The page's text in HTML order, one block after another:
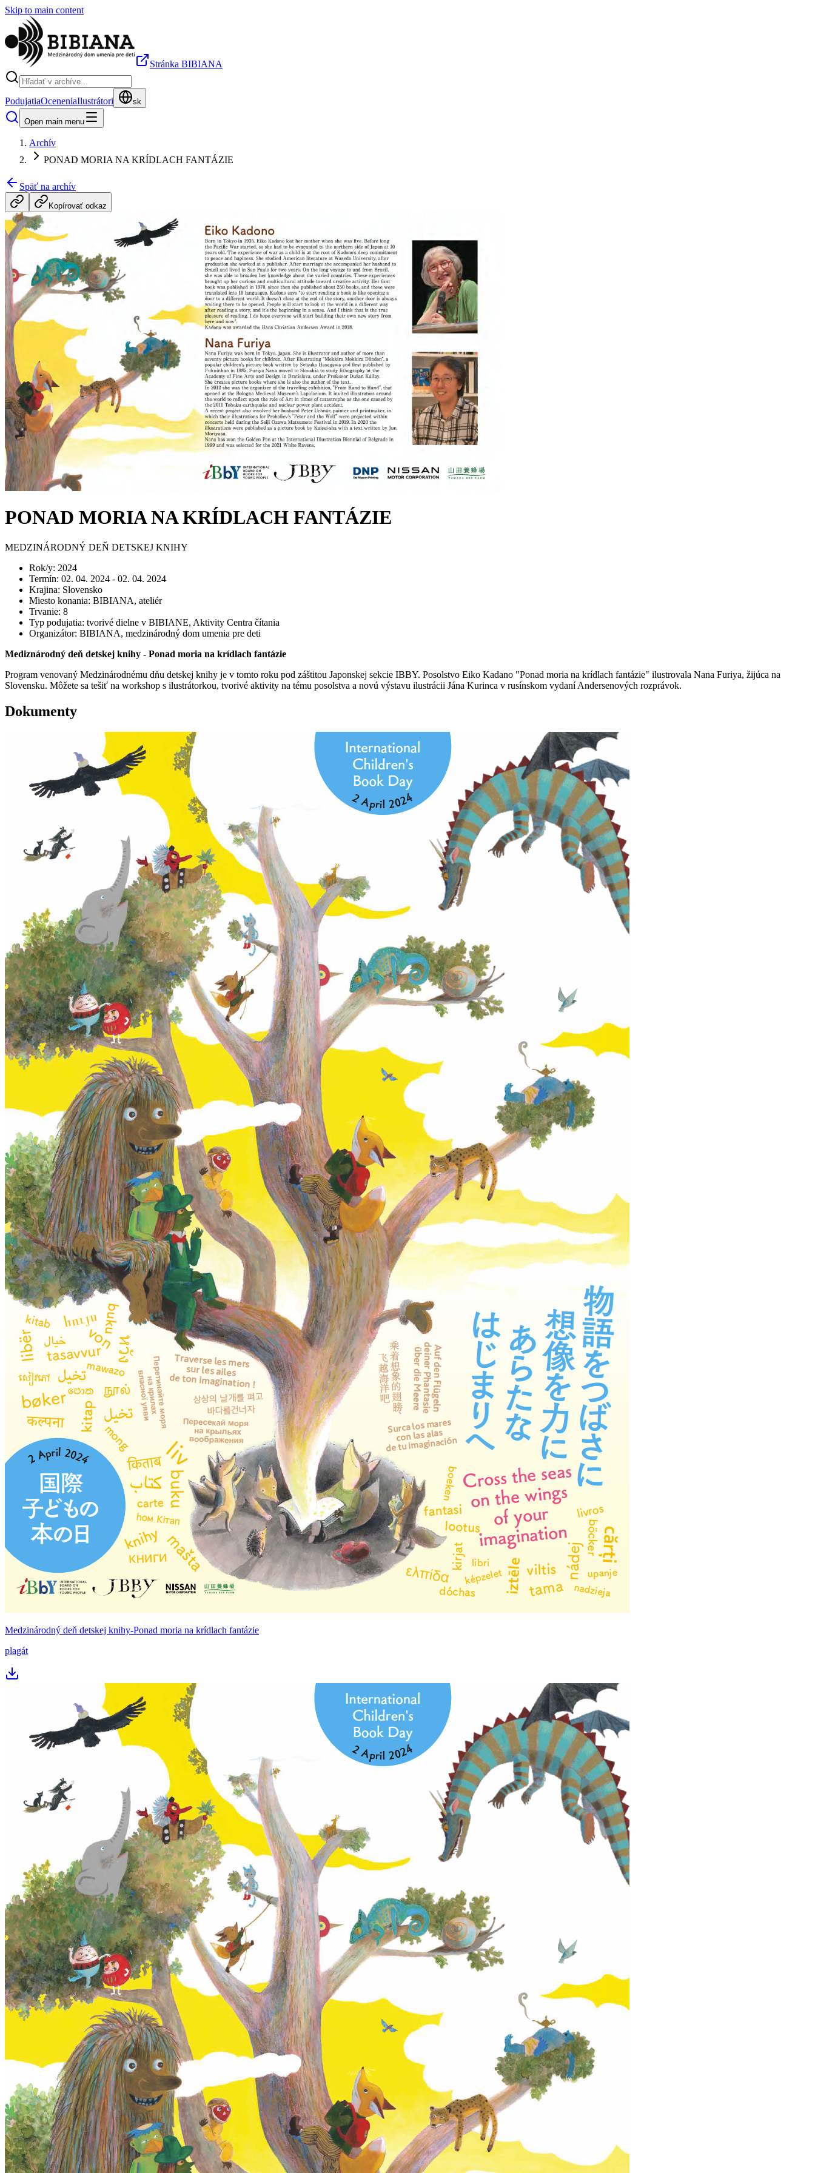
Skip to main content
Stránka BIBIANA
PodujatiaOceneniaIlustrátori sk
Open main menu
Archív
PONAD MORIA NA KRÍDLACH FANTÁZIE
Späť na archív
Kopírovať odkaz
PONAD MORIA NA KRÍDLACH FANTÁZIE
MEDZINÁRODNÝ DEŇ DETSKEJ KNIHY
Rok/y: 2024
Termín: 02. 04. 2024 - 02. 04. 2024
Krajina: Slovensko
Miesto konania: BIBIANA, ateliér
Trvanie: 8
Typ podujatia: tvorivé dielne v BIBIANE, Aktivity Centra čítania
Organizátor: BIBIANA, medzinárodný dom umenia pre deti
Mediznárodný deň detskej knihy - Ponad moria na krídlach fantázie
Program venovaný Medzinárodnému dňu detskej knihy je v tomto roku pod záštitou Japonskej sekcie IBBY. Posolstvo Eiko Kadano "Ponad moria na krídlach fantázie" ilustrovala Nana Furiya, žijúca na
Slovensku. Môžete sa tešiť na workshop s ilustrátorkou, tvorivé aktivity na tému posolstva a novú výstavu ilustrácii Jána Kurinca v rusínskom vydaní Andersenových rozprávok.
Dokumenty
Medzinárodný deň detskej knihy-Ponad moria na krídlach fantázie
plagát